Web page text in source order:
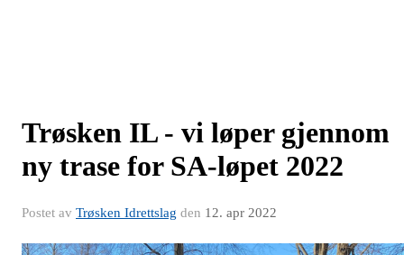
Trøsken IL - vi løper gjennom
ny trase for SA-løpet 2022
Postet av Trøsken Idrettslag den 12. apr 2022